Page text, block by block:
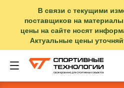
В связи с текущими
поставщиков на
цены на сайте носят
Актуальные цены